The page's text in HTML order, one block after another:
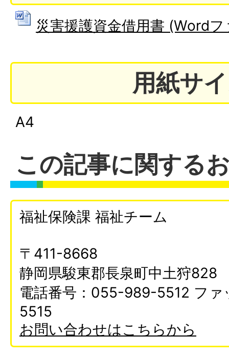
災害援護資金借用書 (Word
用紙サ
A4
この記事に関する
福祉保険課 福祉チーム
〒411-8668
静岡県駿東郡長泉町中土狩828
電話番号：055-989-5512 フ
5515
お問い合わせはこちらから